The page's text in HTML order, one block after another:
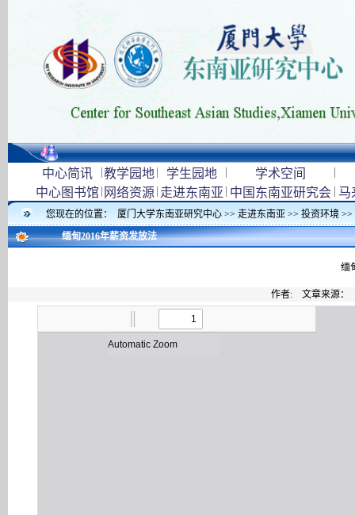
中心简讯 |教学园地| 学生园地 | 学术空间 |
中心图书馆 | 网络资源 | 走进东南亚 | 中国东南亚研究会 | 马
您现在的位置： 厦门大学东南亚研究中心 >> 走进东南亚 >> 投资环境 >>
缅甸2016年薪资发放法
缅
作者: 文章来源：